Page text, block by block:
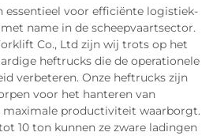
essentieel voor efficiënte logistiek-
name in de scheepvaartsector.
Co., Ltd zijn wij trots op het
heftrucks die de operationele
verbeteren. Onze heftrucks zijn
voor het hanteren van
maximale productiviteit waarborgt.
10 ton kunnen ze zware ladingen